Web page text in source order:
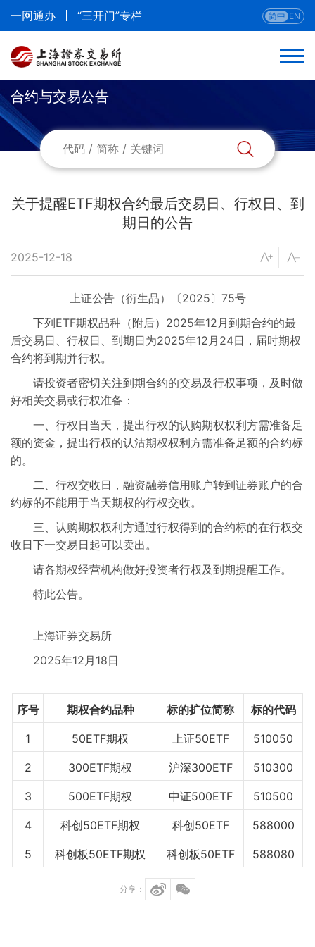
一网通办 “三开门”专栏 简中 EN
返回
合约与交易公告
挂牌信息
提醒信息
交易信息
行权交收信息
市场参与人
合约与交易公告
关于提醒ETF期权合约最后交易日、行权日、到
期日的公告
2025-12-18
上证公告（衍生品）〔2025〕75号
下列ETF期权品种（附后）2025年12月到期合约的最
后交易日、行权日、到期日为2025年12月24日，届时期权
合约将到期并行权。
请投资者密切关注到期合约的交易及行权事项，及时做
好相关交易或行权准备：
一、行权日当天，提出行权的认购期权权利方需准备足
额的资金，提出行权的认沽期权权利方需准备足额的合约标
的。
二、行权交收日，融资融券信用账户转到证券账户的合
约标的不能用于当天期权的行权交收。
三、认购期权权利方通过行权得到的合约标的在行权交
收日下一交易日起可以卖出。
请各期权经营机构做好投资者行权及到期提醒工作。
特此公告。
上海证券交易所
2025年12月18日
序号 期权合约品种 标的扩位简称 标的代码
1 50ETF期权 上证50ETF 510050
2 300ETF期权 沪深300ETF 510300
3 500ETF期权 中证500ETF 510500
4 科创50ETF期权 科创50ETF 588000
5 科创板50ETF期权 科创板50ETF 588080
分享：